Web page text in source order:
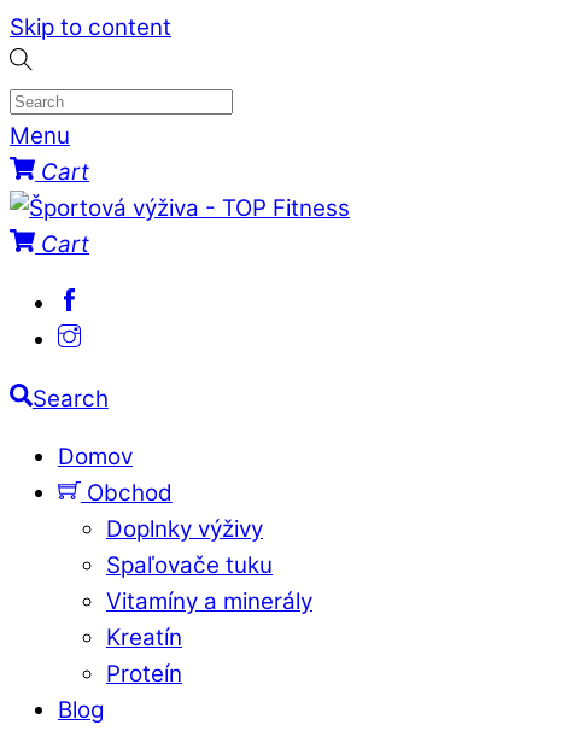
Skip to content
Menu
Cart
Cart
Search
Domov
Obchod
Doplnky výživy
Spaľovače tuku
Vitamíny a minerály
Kreatín
Proteín
Blog